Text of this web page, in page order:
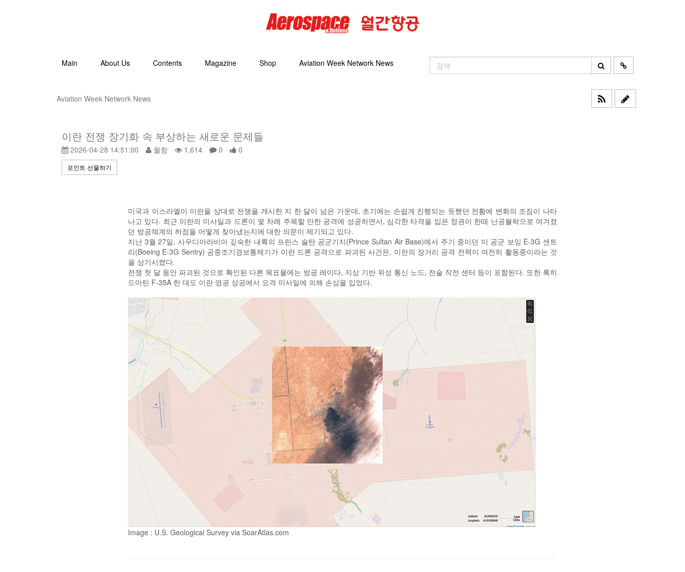
Main About Us Contents Magazine Shop Aviation Week Network News
Aviation Week Network News
이란 전쟁 장기화 속 부상하는 새로운 문제들
2026-04-28 14:51:00 월항 1,614 0 0
포인트 선물하기
미국과 이스라엘이 이란을 상대로 전쟁을 개시한 지 한 달이 넘은 가운데, 초기에는 손쉽게 진행되는 듯했던 전황에 변화의 조짐이 나타
나고 있다. 최근 이란의 미사일과 드론이 몇 차례 주목할 만한 공격에 성공하면서, 심각한 타격을 입은 정권이 한때 난공불락으로 여겨졌
던 방공체계의 허점을 어떻게 찾아냈는지에 대한 의문이 제기되고 있다.
지난 3월 27일, 사우디아라비아 깊숙한 내륙의 프린스 술탄 공군기지(Prince Sultan Air Base)에서 주기 중이던 미 공군 보잉 E-3G 센트
리(Boeing E-3G Sentry) 공중조기경보통제기가 이란 드론 공격으로 파괴된 사건은, 이란의 장거리 공격 전력이 여전히 활동중이라는 것
을 상기시켰다.
전쟁 첫 달 동안 파괴된 것으로 확인된 다른 목표물에는 방공 레이다, 지상 기반 위성 통신 노드, 전술 작전 센터 등이 포함된다. 또한 록히
드마틴 F-35A 한 대도 이란 영공 상공에서 요격 미사일에 의해 손상을 입었다.
Image : U.S. Geological Survey via SoarAtlas.com